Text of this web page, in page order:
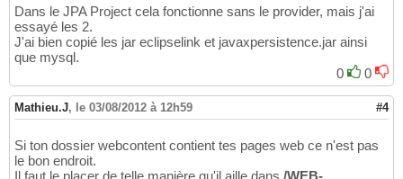
Dans le JPA Project cela fonctionne sans le provider, mais j'ai
essayé les 2.
J'ai bien copié les jar eclipselink et javaxpersistence.jar ainsi
que mysql.
0
0
Mathieu.J, le 03/08/2012 à 12h59 #4
Si ton dossier webcontent contient tes pages web ce n'est pas
le bon endroit.